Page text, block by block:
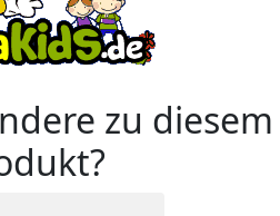
zu diesem